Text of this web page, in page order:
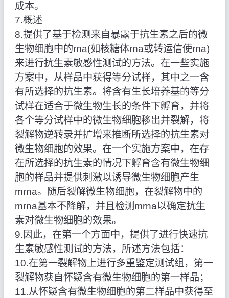
成本。
7.概述
8.提供了基于检测来自暴露于抗生素之后的微
生物细胞中的rna(如核糖体rna或转运信使rna)
来进行抗生素敏感性测试的方法。在一些实施
方案中，从样品中获得等分试样，其中之一含
有所选择的抗生素。将含有生长培养基的等分
试样在适合于微生物生长的条件下孵育，并将
各个等分试样中的微生物细胞移出并裂解，将
裂解物逆转录并扩增来推断所选择的抗生素对
微生物细胞的效果。在一个实施方案中，在存
在所选择的抗生素的情况下孵育含有微生物细
胞的样品并提供刺激以诱导微生物细胞产生
mrna。随后裂解微生物细胞，在裂解物中的
mrna基本不降解，并且检测mrna以确定抗生
素对微生物细胞的效果。
9.因此，在第一个方面中，提供了进行快速抗
生素敏感性测试的方法，所述方法包括：
10.在第一裂解物上进行多重鉴定测试组，第一
裂解物获自怀疑含有微生物细胞的第一样品；
11.从怀疑含有微生物细胞的第二样品中获得至